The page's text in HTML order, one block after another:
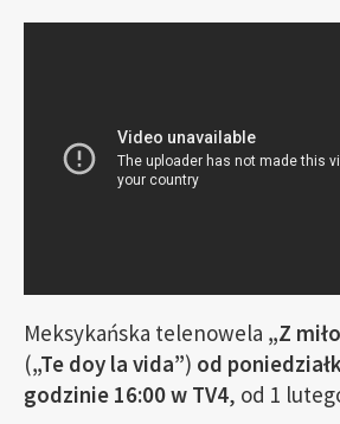
Meksykańska telenowela „Z
(„Te doy la vida”) od
godzinie 16:00 w TV4, od 1